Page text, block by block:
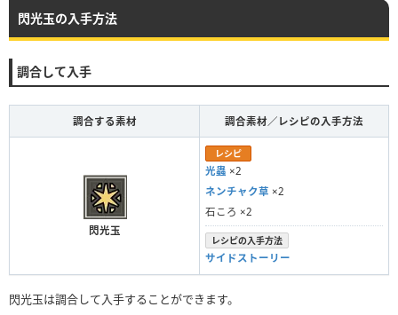
閃光玉の入手方法
調合して入手
調合する素材 調合素材／レシピの入手方法
閃光玉
レシピ
光蟲 ×2
ネンチャク草 ×2
石ころ ×2
レシピの入手方法
サイドストーリー
閃光玉は調合して入手することができます。